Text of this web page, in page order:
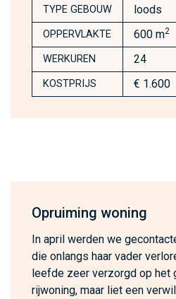
TYPE GEBOUW loods
OPPERVLAKTE 600 m2
WERKUREN 24
KOSTPRIJS € 1.600
Opruiming woning
In april werden we
die onlangs haar vader
leefde zeer verzorgd op het
rijwoning, maar liet een